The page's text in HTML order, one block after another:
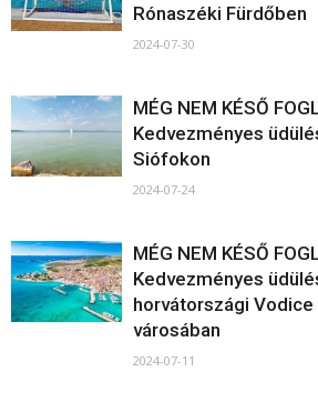
Rónaszéki Fürdőben
2024-07-30
MÉG NEM KÉSŐ
Kedvezményes
Siófokon
2024-07-24
MÉG NEM KÉSŐ
Kedvezményes
horvátországi
városában
2024-07-11